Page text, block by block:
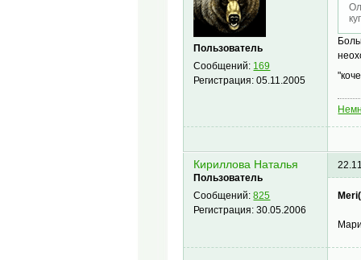
Пользователь
Сообщений: 169
Регистрация:05.11.2005
Кириллова Наталья
Пользователь
Сообщений:825
Регистрация:30.05.2006